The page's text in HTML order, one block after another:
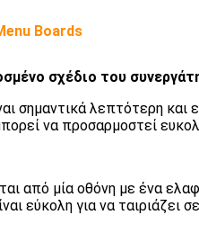
Boards
σχέδιο του
σημαντικά λεπτότερη και
να προσαρμοστεί
από μία οθόνη με ένα
εύκολη για να